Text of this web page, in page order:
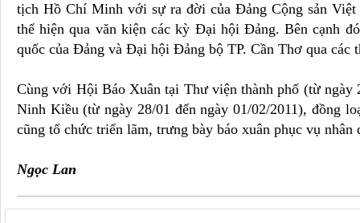
tịch Hồ Chí Minh với sự ra đời của Đảng Cộng sản Việt
thể hiện qua văn kiện các kỳ Đại hội Đảng. Bên cạnh
quốc của Đảng và Đại hội Đảng bộ TP. Cần Thơ qua các
Cùng với Hội Báo Xuân tại Thư viện thành phố (từ ngày
Ninh Kiều (từ ngày 28/01 đến ngày 01/02/2011), đồng
cũng tổ chức triển lãm, trưng bày báo xuân phục vụ nhân
Ngọc Lan